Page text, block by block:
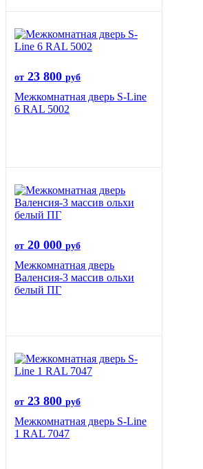
от 23 800 руб
Межкомнатная дверь S-Line
6 RAL 5002
от 20 000 руб
Межкомнатная дверь
Валенсия-3 массив ольхи
белый ПГ
от 23 800 руб
Межкомнатная дверь S-Line
1 RAL 7047